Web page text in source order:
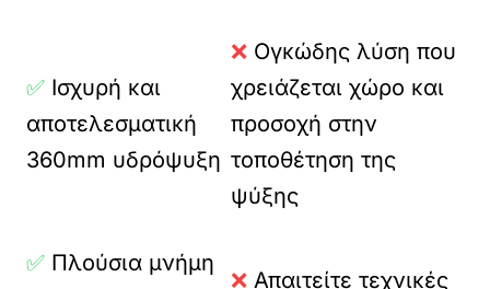
✅ Ισχυρή και
αποτελεσματική
360mm υδρόψυξη
❌ Ογκώδης λύση που
χρειάζεται χώρο και
προσοχή στην
τοποθέτηση της
ψύξης
✅ Πλούσια μνήμη
❌ Απαιτείτε τεχνικές